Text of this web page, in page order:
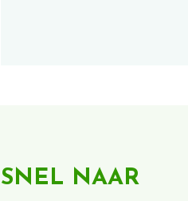
SNEL NAAR